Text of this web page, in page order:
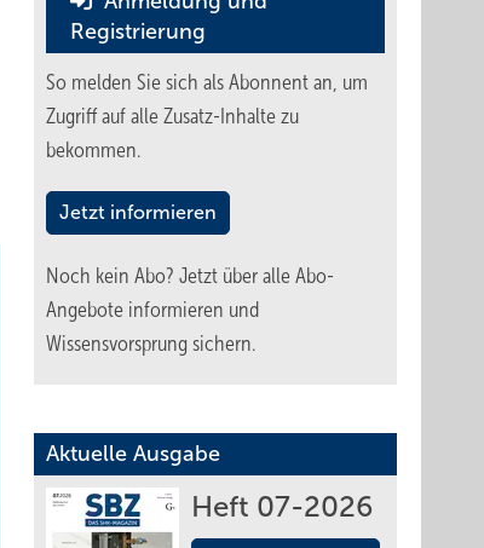
Registrierung
So melden Sie sich als Abonnent an, um
Zugriff auf alle Zusatz-Inhalte zu
bekommen.
Jetzt informieren
Noch kein Abo? Jetzt über alle Abo-
Angebote informieren und
Wissensvorsprung sichern.
Aktuelle Ausgabe
Heft 07-2026